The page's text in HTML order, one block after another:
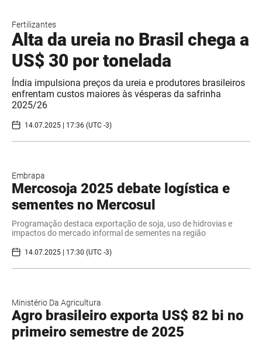
Fertilizantes
Alta da ureia no Brasil chega a
US$ 30 por tonelada
Índia impulsiona preços da ureia e produtores brasileiros
enfrentam custos maiores às vésperas da safrinha
2025/26
14.07.2025 | 17:36 (UTC -3)
Embrapa
Mercosoja 2025 debate logística e
sementes no Mercosul
Programação destaca exportação de soja, uso de hidrovias e
impactos do mercado informal de sementes na região
14.07.2025 | 17:30 (UTC -3)
Ministério Da Agricultura
Agro brasileiro exporta US$ 82 bi no
primeiro semestre de 2025